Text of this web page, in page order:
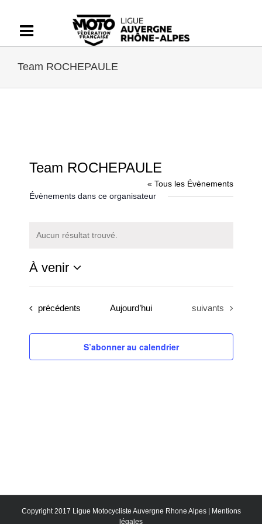
contenu
Team ROCHEPAULE
Team ROCHEPAULE
« Tous les Évènements
Évènements dans ce organisateur
Notice
Aucun résultat trouvé.
À venir
Sélectionnez
uneÉvènements
précédents Aujourd’hui Évènements
suivants
S’abonner au calendrier
Copyright 2017 Ligue Motocycliste Auvergne Rhone Alpes |
Mentions
légales